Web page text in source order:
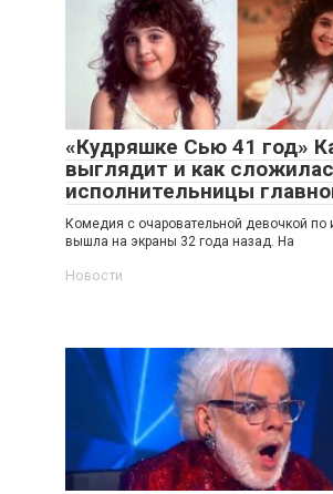
«Кудряшке Сью 41 год»
выглядит и как
исполнительницы
Комедия с очаровательной девочкой
вышла на экраны 32 года назад. На
Новости